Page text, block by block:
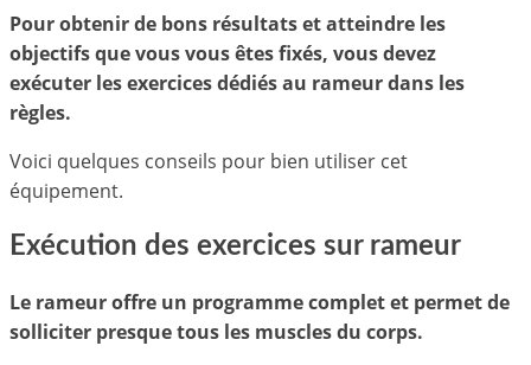
Pour obtenir de bons résultats et atteindre les
objectifs que vous vous êtes fixés, vous devez
exécuter les exercices dédiés au rameur dans les
règles.
Voici quelques conseils pour bien utiliser cet
équipement.
Exécution des exercices sur rameur
Le rameur offre un programme complet et permet de
solliciter presque tous les muscles du corps.